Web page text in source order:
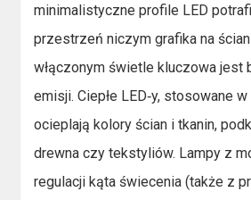
minimalistyczne profile LED
przestrzeń niczym grafika na
włączonym świetle kluczowa jest
emisji. Ciepłe LED‑y, stosowane
ocieplają kolory ścian i tkanin,
drewna czy tekstyliów. Lampy z
regulacji kąta świecenia (także z